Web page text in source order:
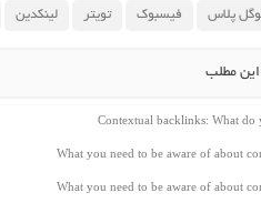
پلاس فیسبوک تویتر لینکدین
این مطلب
Contextual backlinks: What do
What you need to be aware of about
What you need to be aware of about